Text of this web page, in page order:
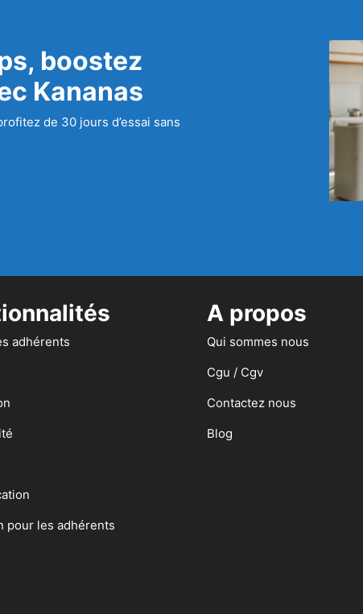
boostez
Kananas
de 30 jours d’essai sans
adhérents
pour les adhérents
A propos
Qui sommes nous
Cgu / Cgv
Contactez nous
Blog